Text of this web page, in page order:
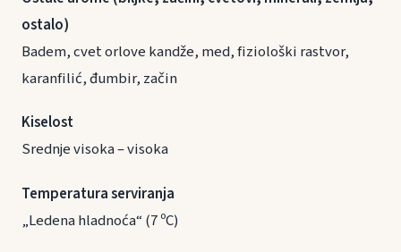
ostalo)
Badem, cvet orlove kandže, med, fiziološki rastvor,
karanfilić, đumbir, začin
Kiselost
Srednje visoka – visoka
Temperatura serviranja
„Ledena hladnoća“ (7 ºC)